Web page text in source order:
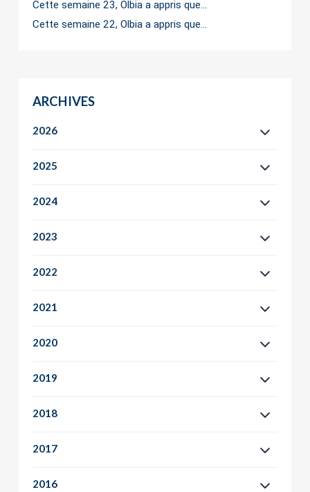
Cette semaine 23, Olbia a appris que…
Cette semaine 22, Olbia a appris que…
ARCHIVES
2026
2025
2024
2023
2022
2021
2020
2019
2018
2017
2016